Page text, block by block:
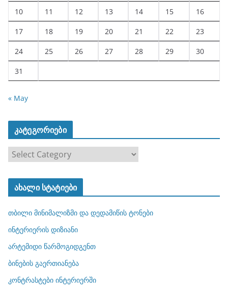
10 11 12 13 14 15 16
17 18 19 20 21 22 23
24 25 26 27 28 29 30
31
« May
კატეგორიები
ტ
ო
რ
ბ
ი
ახალი სტატიები
თბილი მინიმალიზმი და დედამიწის ტონები
ინტერიერის დიზიანი
არტემიდი წარმოგიდგენთ
ბინების გაერთიანება
კონტრასტები ინტერიერში